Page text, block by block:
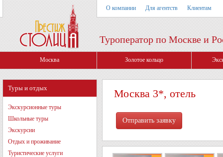
О компании Для агентств Клиентам
Туроператор по Москве и
Москва Золотое кольцо
Туры и отдых
Экскурсионные туры
Школьные туры
Экскурсии
Отдых и проживание
Туристические услуги
Москва 3*, отель